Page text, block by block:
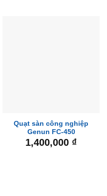
Quạt sàn công nghiệp
Genun FC-450
1,400,000 ₫